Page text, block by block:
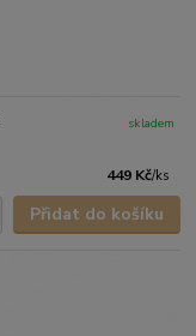
449 Kč/ks
skladem
Přidat do košíku